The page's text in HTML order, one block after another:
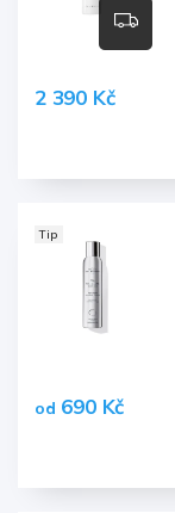
2 390 Kč
Tip
od 690 Kč